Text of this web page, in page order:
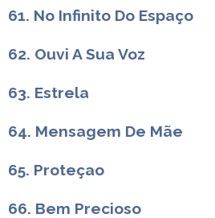
61. No Infinito Do Espaço
62. Ouvi A Sua Voz
63. Estrela
64. Mensagem De Mãe
65. Proteçao
66. Bem Precioso